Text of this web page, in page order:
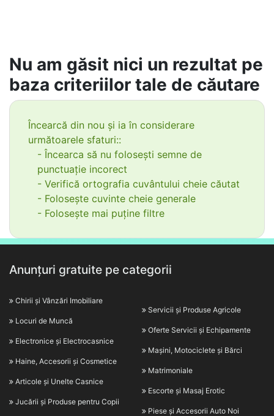
Nu am găsit nici un rezultat pe
baza criteriilor tale de căutare
Încearcă din nou și ia în considerare
următoarele sfaturi::
- Încearca să nu folosești semne de
punctuație incorect
- Verifică ortografia cuvântului cheie căutat
- Folosește cuvinte cheie generale
- Folosește mai puține filtre
Anunțuri gratuite pe categorii
Chirii și Vânzări Imobiliare
Locuri de Muncă
Electronice și Electrocasnice
Haine, Accesorii și Cosmetice
Articole și Unelte Casnice
Jucării și Produse pentru Copii
Servicii și Produse Agricole
Oferte Servicii și Echipamente
Mașini, Motociclete și Bărci
Matrimoniale
Escorte și Masaj Erotic
Piese și Accesorii Auto Noi